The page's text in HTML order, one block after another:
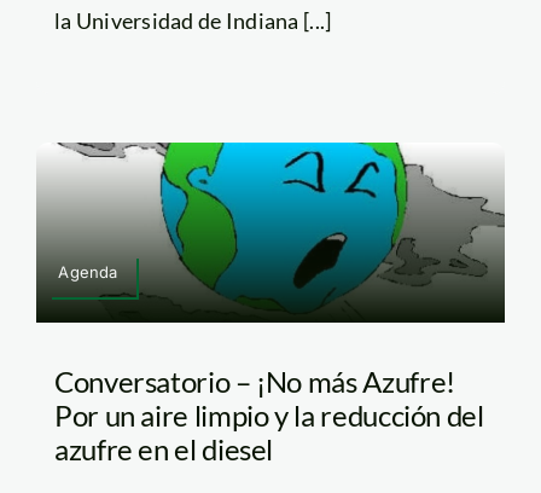
la Universidad de Indiana [...]
Agenda
Conversatorio – ¡No más Azufre!
Por un aire limpio y la reducción del
azufre en el diesel